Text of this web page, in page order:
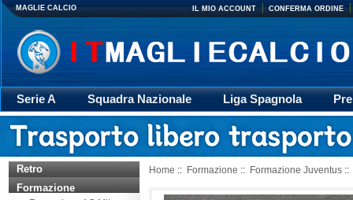
MAGLIE CALCIO IL MIO ACCOUNT CONFERMA ORDINE
Serie A Squadra Nazionale Liga Spagnola
Giacca
Rugby trasporto Retro
Retro
Formazione
Home :: Formazione :: Formazione Juventus ::